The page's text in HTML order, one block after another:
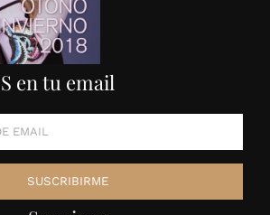
en tu email